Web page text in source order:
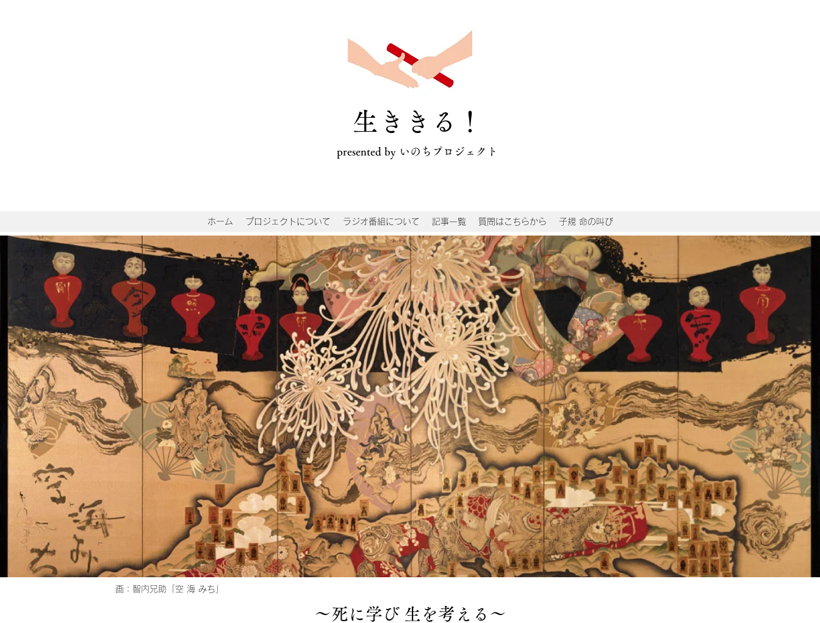
​生ききる！
presented by いのちプロジェクト
ホーム プロジェクトについて ラジオ番組について 記事一覧 質問はこちらから 子規 命の叫び
画：​智内兄助「空 海 みち」
〜死に学び 生を考える〜